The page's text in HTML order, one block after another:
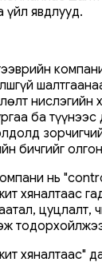
үйл явдлууд.
нислэгийн
ба
бичгийг
нь
хяналтаас
цуцлалт,
хяналтаас"